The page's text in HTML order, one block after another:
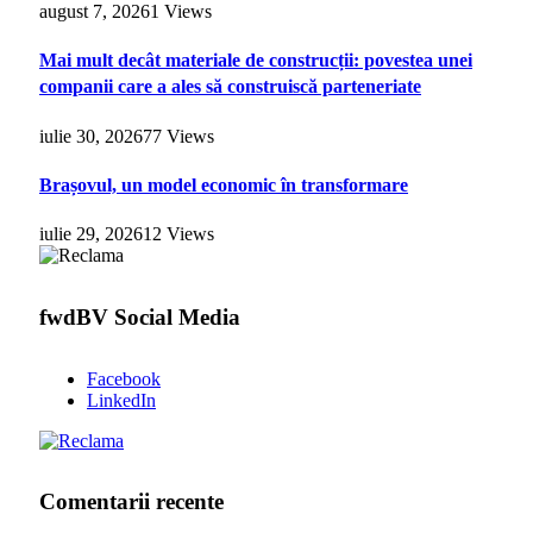
august 7, 20261 Views
Mai mult decât materiale de construcții: povestea unei
companii care a ales să construiscă parteneriate
iulie 30, 202677 Views
Brașovul, un model economic în transformare
iulie 29, 202612 Views
fwdBV Social Media
Facebook
LinkedIn
Comentarii recente